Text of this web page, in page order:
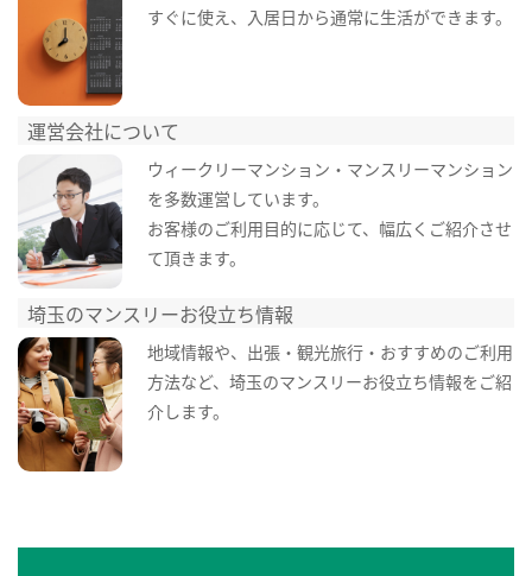
すぐに使え、入居日から通常に生活ができます。
運営会社について
ウィークリーマンション・マンスリーマンション
を多数運営しています。
お客様のご利用目的に応じて、幅広くご紹介させ
て頂きます。
埼玉のマンスリーお役立ち情報
地域情報や、出張・観光旅行・おすすめのご利用
方法など、埼玉のマンスリーお役立ち情報をご紹
介します。